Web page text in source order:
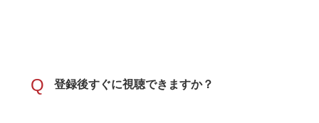
Q 登録後すぐに視聴できますか？